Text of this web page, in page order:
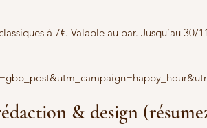
à 7€. Valable au bar. Jusqu’au 30/
& design